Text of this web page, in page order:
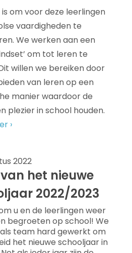
om voor deze leerlingen
vaardigheden te
We werken aan een
om tot leren te
willen we bereiken door
van leren op een
manier waardoor de
plezier in school houden.
›
2022
het nieuwe
2022/2023
u en de leerlingen weer
begroeten op school! We
team hard gewerkt om
het nieuwe schooljaar in